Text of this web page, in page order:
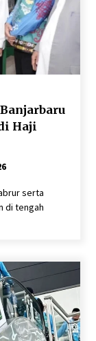
Haji
serta
di tengah